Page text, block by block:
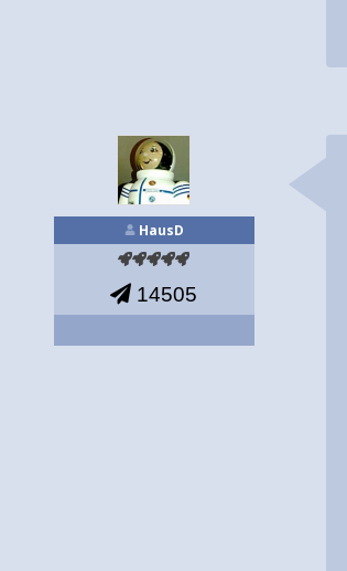
HausD
14505